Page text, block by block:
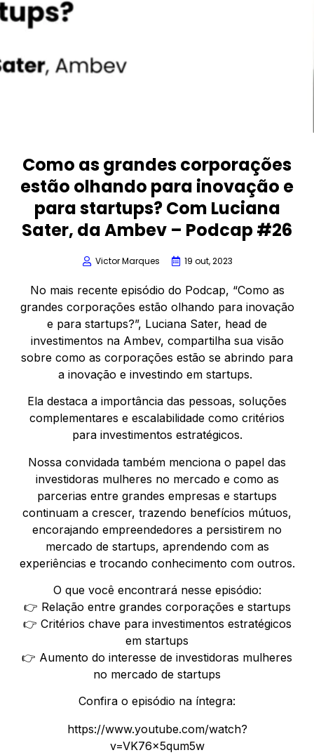
Como as grandes corporações
estão olhando para inovação e
para startups? Com Luciana
Sater, da Ambev – Podcap #26
Victor Marques 19 out, 2023
No mais recente episódio do Podcap, “Como as
grandes corporações estão olhando para inovação
e para startups?”, Luciana Sater, head de
investimentos na Ambev, compartilha sua visão
sobre como as corporações estão se abrindo para
a inovação e investindo em startups.
Ela destaca a importância das pessoas, soluções
complementares e escalabilidade como critérios
para investimentos estratégicos.
Nossa convidada também menciona o papel das
investidoras mulheres no mercado e como as
parcerias entre grandes empresas e startups
continuam a crescer, trazendo benefícios mútuos,
encorajando empreendedores a persistirem no
mercado de startups, aprendendo com as
experiências e trocando conhecimento com outros.
O que você encontrará nesse episódio:
👉 Relação entre grandes corporações e startups
👉 Critérios chave para investimentos estratégicos
em startups
👉 Aumento do interesse de investidoras mulheres
no mercado de startups
Confira o episódio na íntegra:
https://www.youtube.com/watch?
v=VK76x5qum5w